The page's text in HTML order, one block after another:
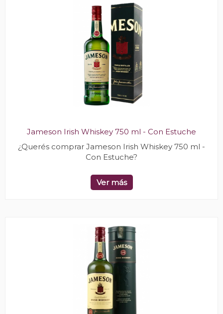
Jameson Irish Whiskey 750 ml - Con Estuche
¿Querés comprar Jameson Irish Whiskey 750 ml -
Con Estuche?
Ver más